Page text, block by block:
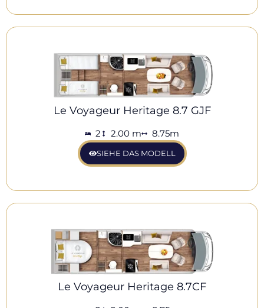
Le Voyageur Heritage 8.7 GJF
2 2.00 m 8.75m
SIEHE DAS MODELL
Le Voyageur Heritage 8.7CF